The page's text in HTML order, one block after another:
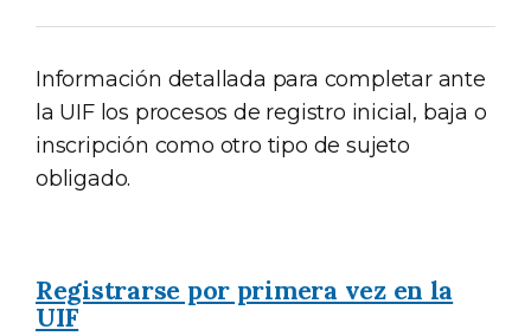
Información detallada para completar ante
la UIF los procesos de registro inicial, baja o
inscripción como otro tipo de sujeto
obligado.
Registrarse por primera vez en la
UIF